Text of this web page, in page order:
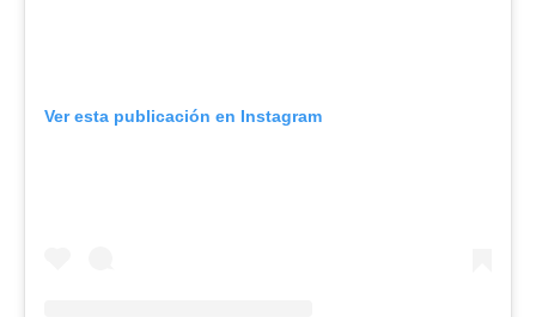
Ver esta publicación en Instagram